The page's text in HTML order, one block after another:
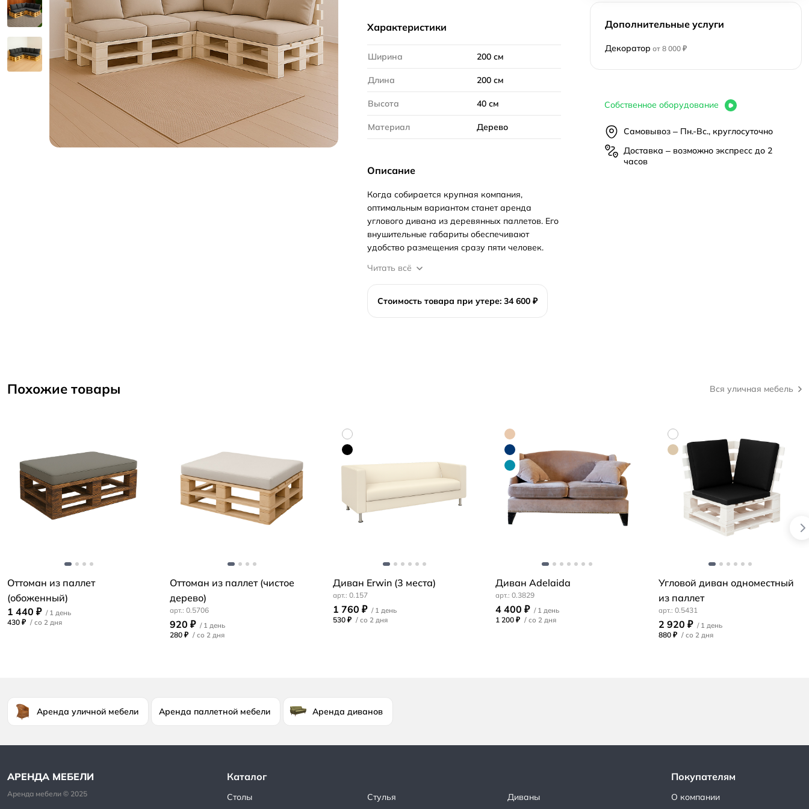
Характеристики
Ширина 200 см
Длина 200 см
Высота 40 см
Материал Дерево
Описание
Когда собирается крупная компания,
оптимальным вариантом станет аренда
углового дивана из деревянных паллетов. Его
внушительные габариты обеспечивают
удобство размещения сразу пяти человек.
Читать всё
Стоимость товара при утере: 34 600 ₽
Дополнительные услуги
Декоратор от 8 000 ₽
Собственное оборудование
Самовывоз – Пн.-Вс., круглосуточно
Доставка – возможно экспресс до 2
часов
Похожие товары Вся уличная мебель
Оттоман из паллет
(обоженный)
1 440 ₽
430 ₽ /
Оттоман из паллет (чистое
дерево)
0.5706
920 ₽
280 ₽ /
Диван Erwin (3 места)
0.157
1 760 ₽
530 ₽ /
Диван Adelaida
0.3829
4 400 ₽
1 200 ₽ /
Угловой диван одноместный
из паллет
0.5431
2 920 ₽
880 ₽ /
Аренда уличной мебели Аренда паллетной мебели Аренда диванов
Каталог
Столы Стулья
Диваны
Покупателям
О компании